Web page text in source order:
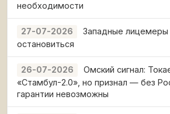
необходимости
27-07-2026
Западные лицемеры
остановиться
26-07-2026
Омский сигнал:
«Стамбул-2.0», но признал — без
гарантии невозможны